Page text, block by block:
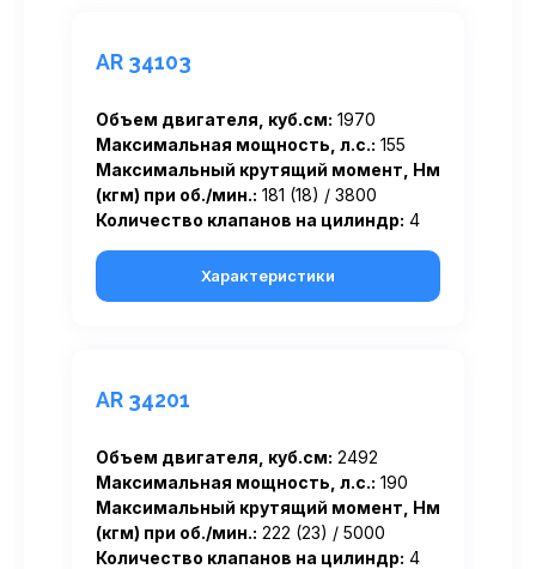
AR 34103
Объем двигателя, куб.см: 1970
Максимальная мощность, л.с.: 155
Максимальный крутящий момент, Нм
(кгм) при об./мин.: 181 (18) / 3800
Количество клапанов на цилиндр: 4
Характеристики
AR 34201
Объем двигателя, куб.см: 2492
Максимальная мощность, л.с.: 190
Максимальный крутящий момент, Нм
(кгм) при об./мин.: 222 (23) / 5000
Количество клапанов на цилиндр: 4